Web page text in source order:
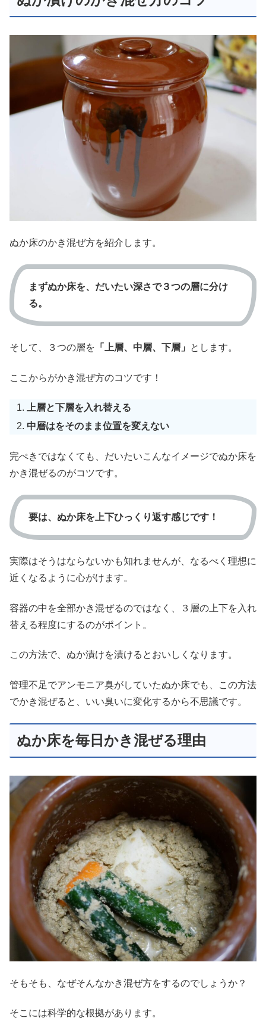
ぬか床のかき混ぜ方を紹介します。
まずぬか床を、だいたい深さで３つの層に分け
る。
そして、３つの層を 「上層、中層、下層」 とします。
ここからがかき混ぜ方のコツです！
上層と下層を入れ替える
中層はをそのまま位置を変えない
完ぺきではなくても、だいたいこんなイメージでぬか床を
かき混ぜるのがコツです。
要は、ぬか床を上下ひっくり返す感じです！
実際はそうはならないかも知れませんが、なるべく理想に
近くなるように心がけます。
容器の中を全部かき混ぜるのではなく、３層の上下を入れ
替える程度にするのがポイント。
この方法で、ぬか漬けを漬けるとおいしくなります。
管理不足でアンモニア臭がしていたぬか床でも、この方法
でかき混ぜると、いい臭いに変化するから不思議です。
ぬか床を毎日かき混ぜる理由
そもそも、なぜそんなかき混ぜ方をするのでしょうか？
そこには科学的な根拠があります。